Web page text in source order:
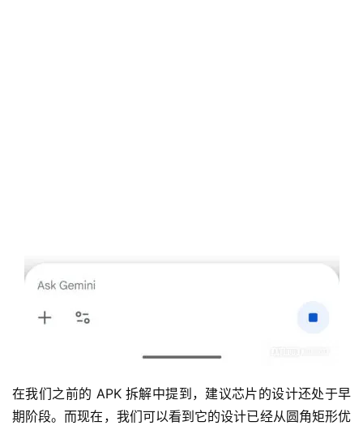
在我们之前的 APK 拆解中提到，建议芯片的设计还处于早
期阶段。而现在，我们可以看到它的设计已经从圆角矩形优